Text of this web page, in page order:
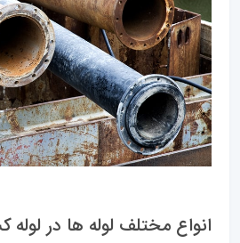
انواع مختلف لوله ها در